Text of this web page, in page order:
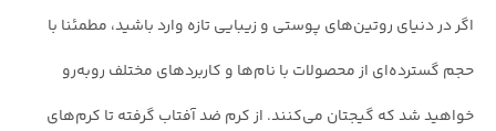
اگر در دنیای روتین‌های پوستی و زیبایی تازه وارد باشید، مطمئنا با
حجم گسترده‌ای از محصولات با نام‌ها و کاربردهای مختلف روبه‌رو
خواهید شد که گیجتان می‌کنند. از کرم ضد آفتاب گرفته تا کرم‌های